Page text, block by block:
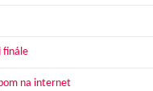
finále
na internet